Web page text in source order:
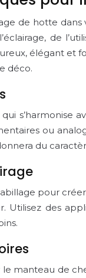
de hotte
de
élégant et
déco.
qui
ou
du
pour
Utilisez des
manteau de